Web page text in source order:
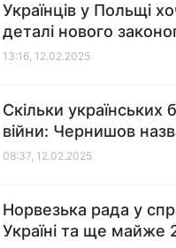
Українців у Польщі
деталі нового
13:16, 12.02.2025
Скільки
війни: Чернишов
08:37, 12.02.2025
Норвезька рада у
Україні та ще майже